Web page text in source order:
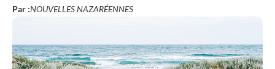
Par :NOUVELLES NAZARÉENNES